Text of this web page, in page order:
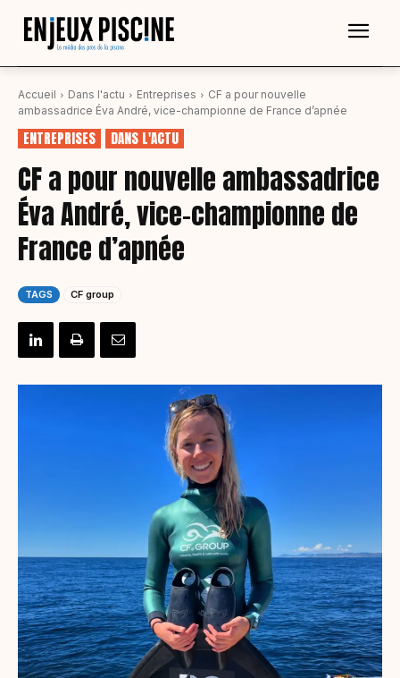
Accueil Dans l'actu Entreprises
CF a pour nouvelle
ambassadrice Éva André, vice-championne de France d’apnée
ENTREPRISES DANS L'ACTU
CF a pour nouvelle ambassadrice
Éva André, vice-championne de
France d’apnée
TAGS CF group